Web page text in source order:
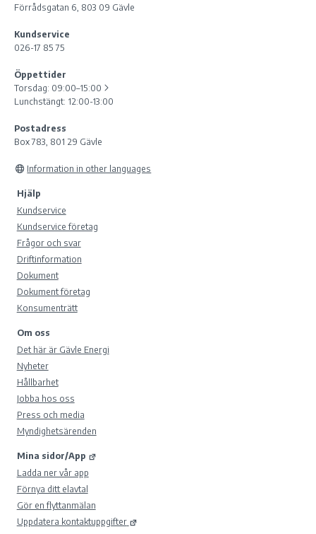
Förrådsgatan 6, 803 09 Gävle
Kundservice
026-17 85 75
Öppettider
Torsdag: 09:00–15:00
Lunchstängt: 12:00-13:00
Postadress
Box 783, 801 29 Gävle
Information in other languages
Hjälp
Kundservice
Kundservice företag
Frågor och svar
Driftinformation
Dokument
Dokument företag
Konsumenträtt
Om oss
Det här är Gävle Energi
Nyheter
Hållbarhet
Jobba hos oss
Press och media
Myndighetsärenden
Mina sidor/App
Ladda ner vår app
Förnya ditt elavtal
Gör en flyttanmälan
Uppdatera kontaktuppgifter